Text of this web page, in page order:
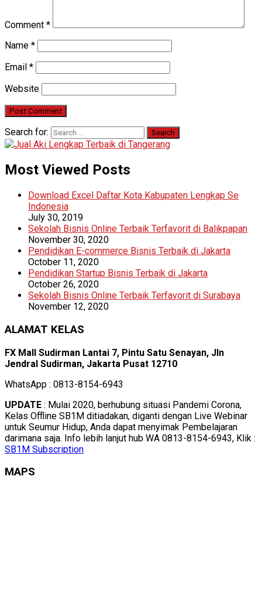
Comment *
Name *
Email *
Website
Search for:
Most Viewed Posts
Download Excel Daftar Kota Kabupaten Lengkap Se
Indonesia
July 30, 2019
Sekolah Bisnis Online Terbaik Terfavorit di Balikpapan
November 30, 2020
Pendidikan E-commerce Bisnis Terbaik di Jakarta
October 11, 2020
Pendidikan Startup Bisnis Terbaik di Jakarta
October 26, 2020
Sekolah Bisnis Online Terbaik Terfavorit di Surabaya
November 12, 2020
ALAMAT KELAS
FX Mall Sudirman Lantai 7, Pintu Satu Senayan, Jln
Jendral Sudirman, Jakarta Pusat 12710
WhatsApp : 0813-8154-6943
UPDATE : Mulai 2020, berhubung situasi Pandemi Corona,
Kelas Offline SB1M ditiadakan, diganti dengan Live Webinar
untuk Seumur Hidup, Anda dapat menyimak Pembelajaran
darimana saja. Info lebih lanjut hub WA 0813-8154-6943, Klik :
SB1M Subscription
MAPS